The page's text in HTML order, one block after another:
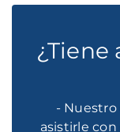
- Nuestro
asistirle